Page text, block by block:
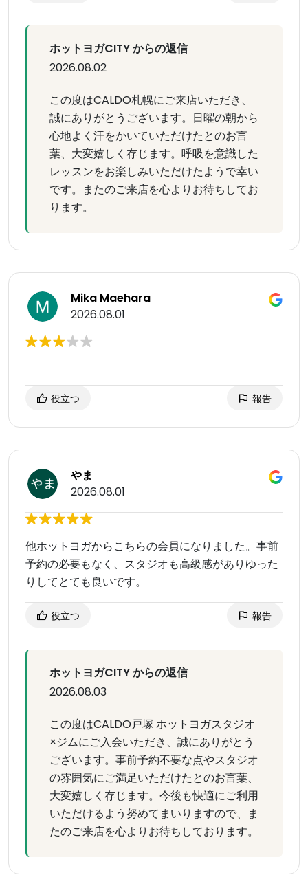
ホットヨガCITY からの返信
2026.08.02
この度はCALDO札幌にご来店いただき、
誠にありがとうございます。日曜の朝から
心地よく汗をかいていただけたとのお言
葉、大変嬉しく存じます。呼吸を意識した
レッスンをお楽しみいただけたようで幸い
です。またのご来店を心よりお待ちしてお
ります。
Mika Maehara
2026.08.01
役立つ 報告
やま
2026.08.01
他ホットヨガからこちらの会員になりました。事前
予約の必要もなく、スタジオも高級感がありゆった
りしてとても良いです。
役立つ 報告
ホットヨガCITY からの返信
2026.08.03
この度はCALDO戸塚 ホットヨガスタジオ
×ジムにご入会いただき、誠にありがとう
ございます。事前予約不要な点やスタジオ
の雰囲気にご満足いただけたとのお言葉、
大変嬉しく存じます。今後も快適にご利用
いただけるよう努めてまいりますので、ま
たのご来店を心よりお待ちしております。